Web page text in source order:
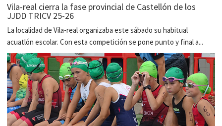
Vila-real cierra la fase provincial de Castellón de los
JJDD TRICV 25-26
La localidad de Vila-real organizaba este sábado su habitual
acuatlón escolar. Con esta competición se pone punto y final a...